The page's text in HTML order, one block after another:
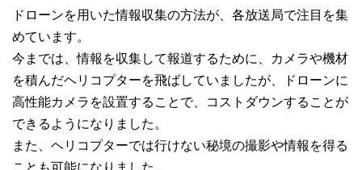
ドローンを用いた情報収集の方法が、各放送局で注目を集
めています。
今までは、情報を収集して報道するために、カメラや機材
を積んだヘリコプターを飛ばしていましたが、ドローンに
高性能カメラを設置することで、コストダウンすることが
できるようになりました。
また、ヘリコプターでは行けない秘境の撮影や情報を得る
ことも可能になりました。